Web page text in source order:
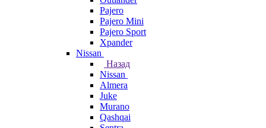
Pajero
Pajero Mini
Pajero Sport
Xpander
Nissan
Назад
Nissan
Almera
Juke
Murano
Qashqai